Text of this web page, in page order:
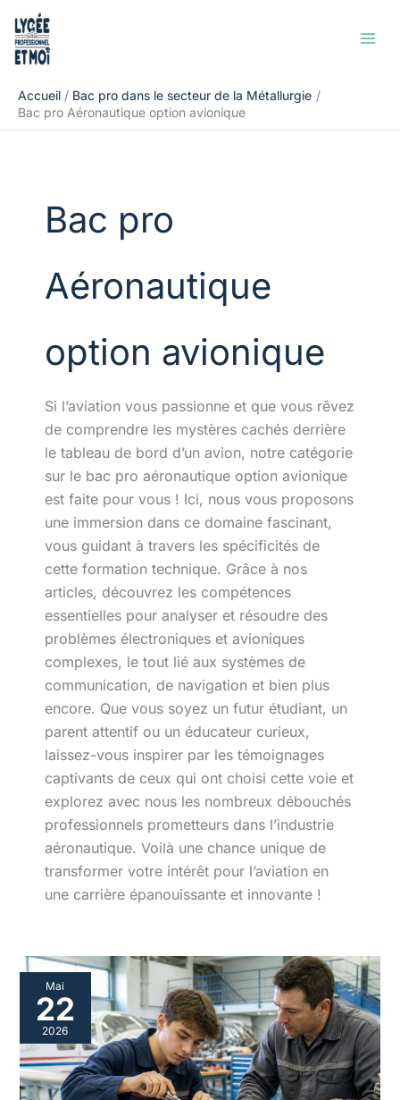
contenu
Accueil
Bac pro dans le secteur de la Métallurgie
Bac pro Aéronautique option avionique
Bac pro
Aéronautique
option avionique
Si l’aviation vous passionne et que vous rêvez
de comprendre les mystères cachés derrière
le tableau de bord d’un avion, notre catégorie
sur le bac pro aéronautique option avionique
est faite pour vous ! Ici, nous vous proposons
une immersion dans ce domaine fascinant,
vous guidant à travers les spécificités de
cette formation technique. Grâce à nos
articles, découvrez les compétences
essentielles pour analyser et résoudre des
problèmes électroniques et avioniques
complexes, le tout lié aux systèmes de
communication, de navigation et bien plus
encore. Que vous soyez un futur étudiant, un
parent attentif ou un éducateur curieux,
laissez-vous inspirer par les témoignages
captivants de ceux qui ont choisi cette voie et
explorez avec nous les nombreux débouchés
professionnels prometteurs dans l’industrie
aéronautique. Voilà une chance unique de
transformer votre intérêt pour l’aviation en
une carrière épanouissante et innovante !
Mai
22
2026
Comment
se
déroule
la
formation
en
bac
Rechercher